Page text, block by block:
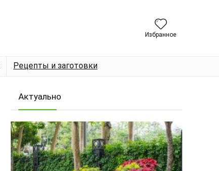
Избранное
Рецепты и заготовки
Актуально